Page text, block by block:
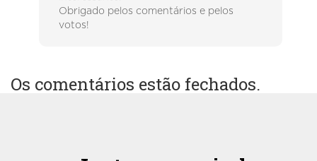
Obrigado pelos comentários e pelos
votos!
Os comentários estão fechados.